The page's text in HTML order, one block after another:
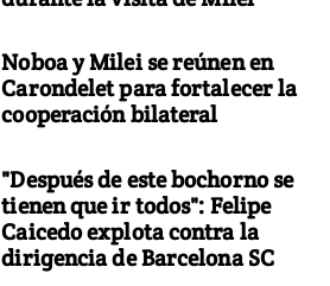
Noboa y Milei se reúnen en
Carondelet para fortalecer la
cooperación bilateral
"Después de este bochorno se
tienen que ir todos": Felipe
Caicedo explota contra la
dirigencia de Barcelona SC